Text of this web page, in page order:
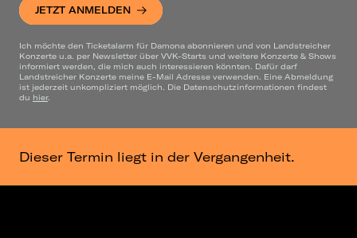
JETZT ANMELDEN
Ich möchte den Ticketalarm für Damona abonnieren und von Landstreicher
Konzerte u.a. per Newsletter über VVK-Starts und weitere Konzerte & Shows
informiert werden, die mich auch interessieren könnten. Dafür darf
Landstreicher Konzerte meine E-Mail Adresse verwenden. Eine Abmeldung
ist jederzeit unkompliziert möglich. Die Datenschutzinformationen findest
du hier.
Dieser Termin liegt in der Vergangenheit.